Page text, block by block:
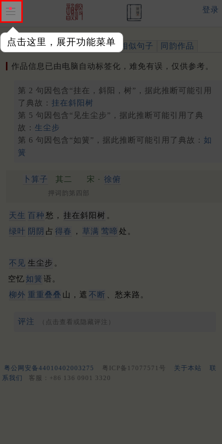
点击这里，展开功能菜单
登录
作品 标注四声 出处、引用 相似句子 同韵作品
作品信息已由电脑自动标签化，难免有误，仅供参考。
第 2 句因包含“挂在，斜阳，树”，据此推断可能引用
了典故： 挂在斜阳树
第 5 句因包含“见生尘步”，据此推断可能引用了典
故： 生尘步
第 6 句因包含“如簧”，据此推断可能引用了典故： 如
簧
卜算子 其二 宋 · 徐俯
押词韵第四部
天生 百种 愁， 挂在斜阳树 。
绿叶 阴阴 占 得春 ， 草满 莺啼 处。
不见 生尘步 。
空忆如簧 语。
柳外 重重叠叠 山，遮 不断 、愁来路。
评注 （点击查看或隐藏评注）
粤公网安备44010402003275 粤ICP备17077571号 关于本站
联
系我们
客服：+86 136 0901 3320